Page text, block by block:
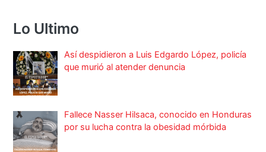
Lo Ultimo
Así despidieron a Luis Edgardo López, policía
que murió al atender denuncia
Fallece Nasser Hilsaca, conocido en Honduras
por su lucha contra la obesidad mórbida